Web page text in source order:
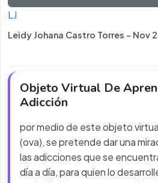
LJ
Leidy Johana Castro Torres - Nov
Objeto Virtual De
Adicción
por medio de este objeto
(ova), se pretende dar una
las adicciones que se
día a día, para quien lo